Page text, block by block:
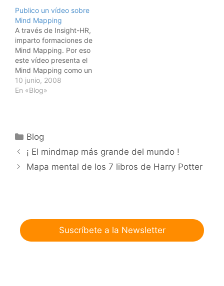
Publico un vídeo sobre
Mind Mapping
A través de Insight-HR,
imparto formaciones de
Mind Mapping. Por eso
este vídeo presenta el
Mind Mapping como un
servicio. Intento resumir
el concepto de Mind
nueva productora de
ciné y vídeo.
10 junio, 2008
En «Blog»
Categorías
Blog
¡ El mindmap más grande del mundo !
Mapa mental de los 7 libros de Harry Potter
Suscríbete a la Newsletter